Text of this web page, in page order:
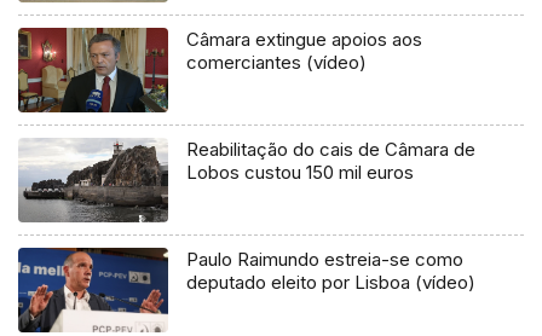
Câmara extingue apoios aos
comerciantes (vídeo)
Reabilitação do cais de Câmara de
Lobos custou 150 mil euros
Paulo Raimundo estreia-se como
deputado eleito por Lisboa (vídeo)